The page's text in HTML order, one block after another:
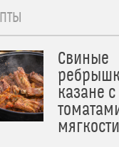
Свиные
казане
мягкости